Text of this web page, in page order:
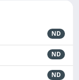
ND
ND
ND